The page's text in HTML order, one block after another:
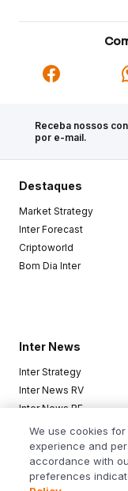
Receba nossos
por e-mail.
Destaques
Market Strategy
Inter Forecast
Criptoworld
Bom Dia Inter
Inter News
Inter Strategy
Inter News RV
Inter News RF
Top Funds
Baixe o app
We use cookies
experience and
accordance with
preferences